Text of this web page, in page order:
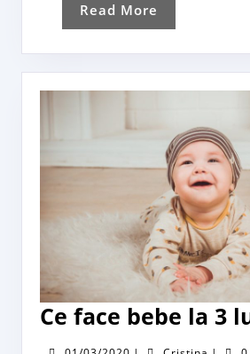
Read More
More
Ce face bebe la 3